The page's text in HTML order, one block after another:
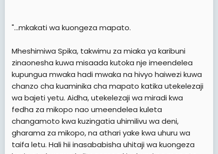
"...mkakati wa kuongeza mapato.
Mheshimiwa Spika, takwimu za miaka ya karibuni
zinaonesha kuwa misaada kutoka nje imeendelea
kupungua mwaka hadi mwaka na hivyo haiwezi kuwa
chanzo cha kuaminika cha mapato katika utekelezaji
wa bajeti yetu. Aidha, utekelezaji wa miradi kwa
fedha za mikopo nao umeendelea kuleta
changamoto kwa kuzingatia uhimilivu wa deni,
gharama za mikopo, na athari yake kwa uhuru wa
taifa letu. Hali hii inasababisha uhitaji wa kuongeza